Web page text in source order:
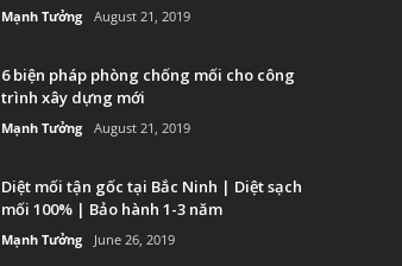
Mạnh Tưởng August 21, 2019
6 biện pháp phòng chống mối cho công
trình xây dựng mới
Mạnh Tưởng August 21, 2019
Diệt mối tận gốc tại Bắc Ninh | Diệt sạch
mối 100% | Bảo hành 1-3 năm
Mạnh Tưởng June 26, 2019